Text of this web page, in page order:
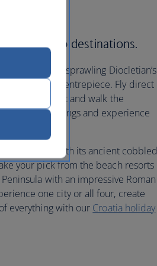
top destinations.
, home to the sprawling Diocletian’s
the city’s centrepiece. Fly direct
Coast and walk the
Gothic buildings and experience
of Zagreb, with its ancient cobbled
your pick from the beach resorts
with an impressive Roman
one city or all four, create
everything with our Croatia holiday